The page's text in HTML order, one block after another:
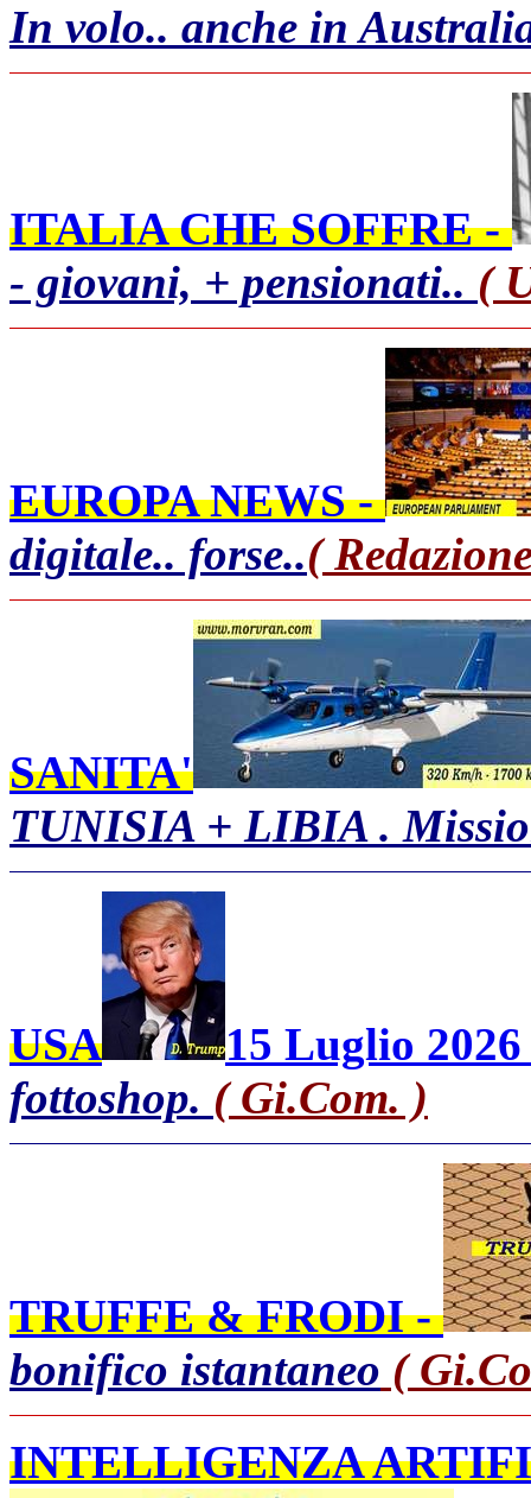
In volo.. anche in
ITALIA CHE SOFFRE -
- giovani, + pensionati.. (
EUROPA NEWS -
digitale.. forse..(
SANITA'
TUNISIA + LIBIA .
USA
15 Luglio
fottoshop. ( Gi.Com. )
TRUFFE & FRODI -
bonifico istantaneo (
INTELLIGENZA